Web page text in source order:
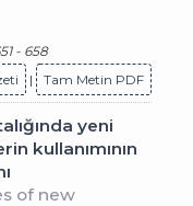
- 658
| Tam Metin PDF
yeni
kullanımının
of new